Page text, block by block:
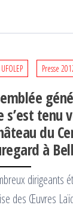
Presse
s’est tenu
du
à
dirigeants
des Œuvres